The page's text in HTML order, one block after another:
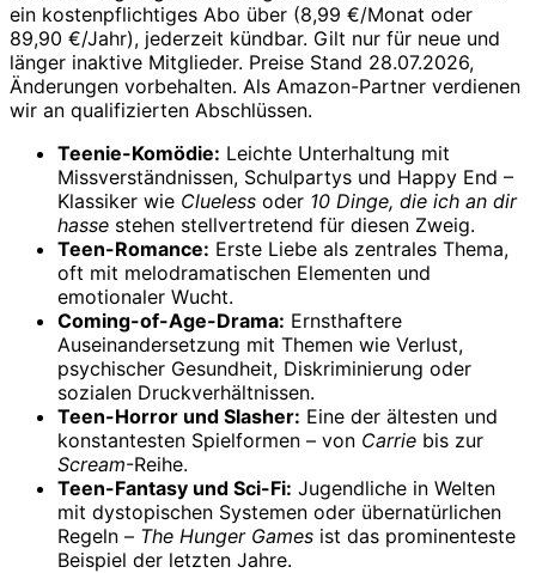
ein kostenpflichtiges Abo über (8,99 €/Monat oder
89,90 €/Jahr), jederzeit kündbar. Gilt nur für neue und
länger inaktive Mitglieder. Preise Stand 28.07.2026,
Änderungen vorbehalten. Als Amazon-Partner verdienen
wir an qualifizierten Abschlüssen.
Teenie-Komödie: Leichte Unterhaltung mit
Missverständnissen, Schulpartys und Happy End –
Klassiker wie Clueless oder 10 Dinge, die ich an dir
hasse stehen stellvertretend für diesen Zweig.
Teen-Romance: Erste Liebe als zentrales Thema,
oft mit melodramatischen Elementen und
emotionaler Wucht.
Coming-of-Age-Drama: Ernsthaftere
Auseinandersetzung mit Themen wie Verlust,
psychischer Gesundheit, Diskriminierung oder
sozialen Druckverhältnissen.
Teen-Horror und Slasher: Eine der ältesten und
konstantesten Spielformen – von Carrie bis zur
Scream-Reihe.
Teen-Fantasy und Sci-Fi: Jugendliche in Welten
mit dystopischen Systemen oder übernatürlichen
Regeln – The Hunger Games ist das prominenteste
Beispiel der letzten Jahre.